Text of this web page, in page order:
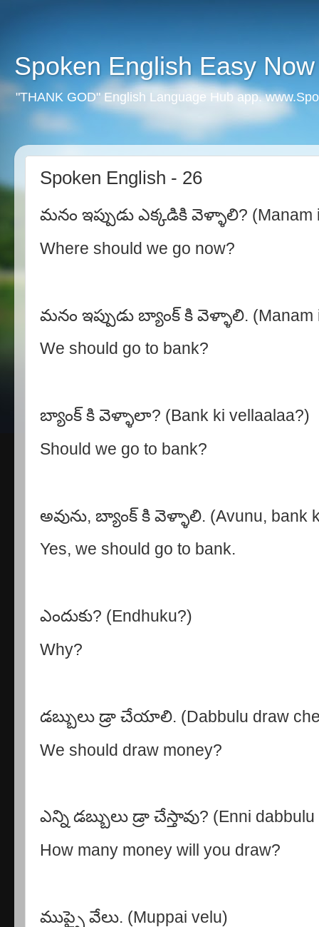
Spoken English Easy Now
"THANK GOD" English Language Hub app.
Spoken English - 26
మనం ఇప్పుడు ఎక్కడికి వెళ్ళాలి? (Manam
Where should we go now?
మనం ఇప్పుడు బ్యాంక్ కి వెళ్ళాలి. (Manam
We should go to bank?
బ్యాంక్ కి వెళ్ళాలా? (Bank ki vellaalaa?)
Should we go to bank?
అవును, బ్యాంక్ కి వెళ్ళాలి. (Avunu, bank
Yes, we should go to bank.
ఎందుకు? (Endhuku?)
Why?
డబ్బులు డ్రా చేయాలి. (Dabbulu draw
We should draw money?
ఎన్ని డబ్బులు డ్రా చేస్తావు? (Enni
How many money will you draw?
ముప్పై వేలు. (Muppai velu)